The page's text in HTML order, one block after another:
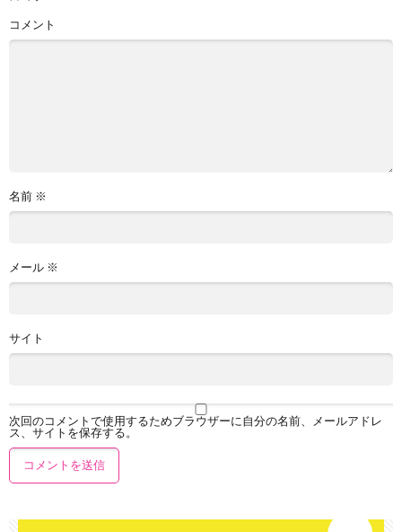
コメント
名前 ※
メール ※
サイト
次回のコメントで使用するためブラウザーに自分の名前、メールアドレ
ス、サイトを保存する。